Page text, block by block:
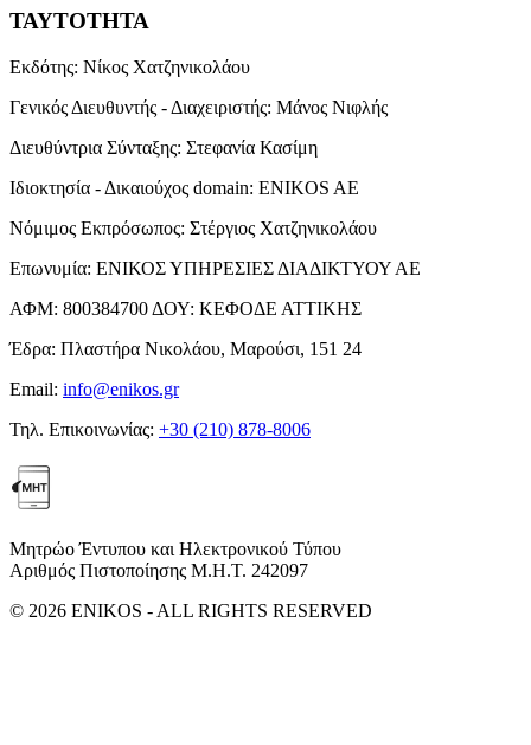
ΤΑΥΤΟΤΗΤΑ
Εκδότης: Νίκος Χατζηνικολάου
Γενικός Διευθυντής - Διαχειριστής: Μάνος Νιφλής
Διευθύντρια Σύνταξης: Στεφανία Κασίμη
Ιδιοκτησία - Δικαιούχος domain: ENIKOS AE
Νόμιμος Εκπρόσωπος: Στέργιος Χατζηνικολάου
Επωνυμία: ΕΝΙΚΟΣ ΥΠΗΡΕΣΙΕΣ ΔΙΑΔΙΚΤΥΟΥ ΑΕ
ΑΦΜ: 800384700 ΔΟΥ: ΚΕΦΟΔΕ ΑΤΤΙΚΗΣ
Έδρα: Πλαστήρα Νικολάου, Μαρούσι, 151 24
Email: info@enikos.gr
Τηλ. Επικοινωνίας: +30 (210) 878-8006
Μητρώο Έντυπου και Ηλεκτρονικού Τύπου
Αριθμός Πιστοποίησης Μ.Η.Τ. 242097
© 2026 ENIKOS - ALL RIGHTS RESERVED